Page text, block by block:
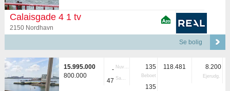
Calaisgade 4 1 tv
2150 Nordhavn
Se bolig
15.995.000
800.000
- Nuvær.
47 Samlet
135
Beboet
135
118.481 8.200
Ejerudg.